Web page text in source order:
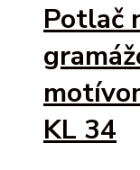
Potlač
KL 34